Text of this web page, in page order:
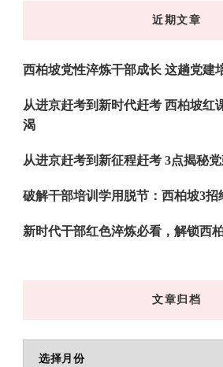
近期文章
西柏坡党性淬炼干部成长 这趟党建
从进京赶考到新时代赶考 西柏坡红
渴
从进京赶考到新征程赶考 3点揭秘
破解干部培训学用脱节：西柏坡3招
新时代干部红色淬炼必看，解锁西
文章归档